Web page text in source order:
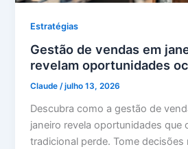
Estratégias
Gestão de vendas em
revelam oportunidades
Claude/julho 13, 2026
Descubra como a gestão de
janeiro revela oportunidades que
tradicional perde. Tome decisões